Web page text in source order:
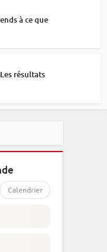
à ce que
résultats
Calendrier